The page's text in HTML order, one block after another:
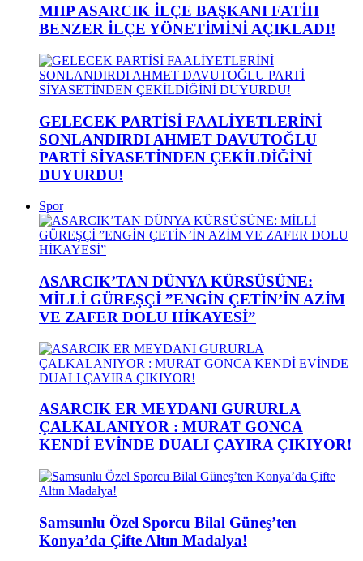
MHP ASARCIK İLÇE BAŞKANI FATİH
BENZER İLÇE YÖNETİMİNİ AÇIKLADI!
GELECEK PARTİSİ FAALİYETLERİNİ
SONLANDIRDI AHMET DAVUTOĞLU
PARTİ SİYASETİNDEN ÇEKİLDİĞİNİ
DUYURDU!
Spor
ASARCIK’TAN DÜNYA KÜRSÜSÜNE:
MİLLİ GÜREŞÇİ ”ENGİN ÇETİN’İN AZİM
VE ZAFER DOLU HİKAYESİ”
ASARCIK ER MEYDANI GURURLA
ÇALKALANIYOR : MURAT GONCA
KENDİ EVİNDE DUALI ÇAYIRA ÇIKIYOR!
Samsunlu Özel Sporcu Bilal Güneş’ten
Konya’da Çifte Altın Madalya!